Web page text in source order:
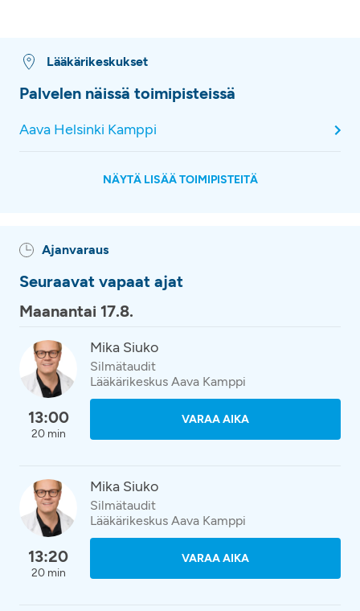
Lääkärikeskukset
Palvelen näissä toimipisteissä
Aava Helsinki Kamppi
NÄYTÄ LISÄÄ TOIMIPISTEITÄ
Ajanvaraus
Seuraavat vapaat ajat
Maanantai 17.8.
13:00
20 min
Mika Siuko
Silmätaudit
Lääkärikeskus Aava Kamppi
VARAA AIKA
13:20
20 min
Mika Siuko
Silmätaudit
Lääkärikeskus Aava Kamppi
VARAA AIKA